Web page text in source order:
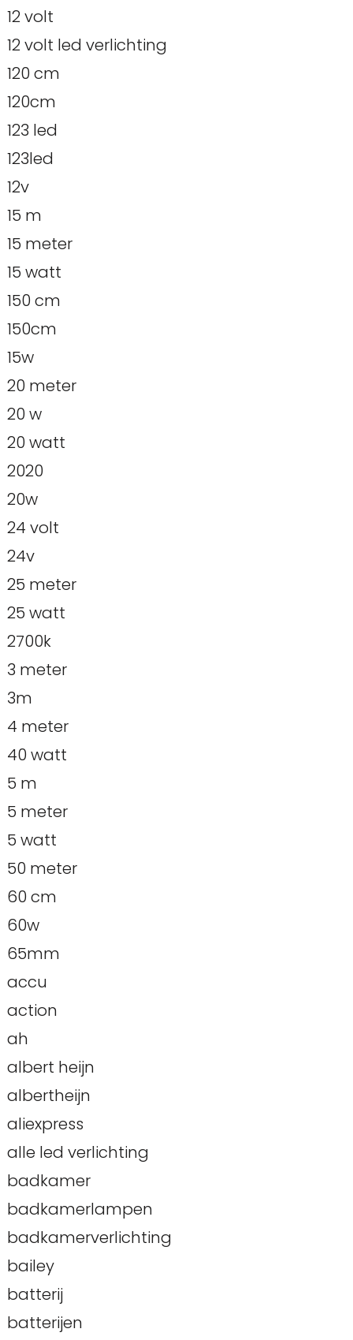
12 volt
12 volt led verlichting
120 cm
120cm
123 led
123led
12v
15 m
15 meter
15 watt
150 cm
150cm
15w
20 meter
20 w
20 watt
2020
20w
24 volt
24v
25 meter
25 watt
2700k
3 meter
3m
4 meter
40 watt
5 m
5 meter
5 watt
50 meter
60 cm
60w
65mm
accu
action
ah
albert heijn
albertheijn
aliexpress
alle led verlichting
badkamer
badkamerlampen
badkamerverlichting
bailey
batterij
batterijen